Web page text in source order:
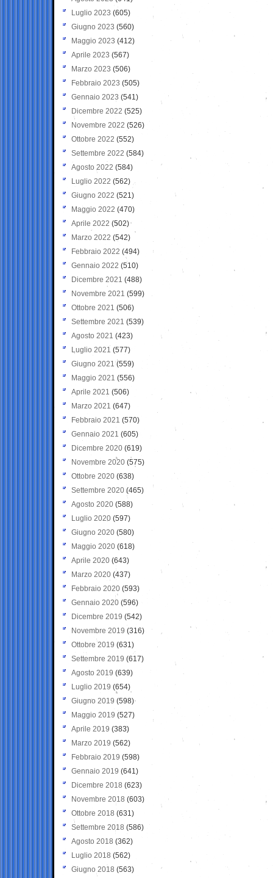
Luglio 2023 (605)
Giugno 2023 (560)
Maggio 2023 (412)
Aprile 2023 (567)
Marzo 2023 (506)
Febbraio 2023 (505)
Gennaio 2023 (541)
Dicembre 2022 (525)
Novembre 2022 (526)
Ottobre 2022 (552)
Settembre 2022 (584)
Agosto 2022 (584)
Luglio 2022 (562)
Giugno 2022 (521)
Maggio 2022 (470)
Aprile 2022 (502)
Marzo 2022 (542)
Febbraio 2022 (494)
Gennaio 2022 (510)
Dicembre 2021 (488)
Novembre 2021 (599)
Ottobre 2021 (506)
Settembre 2021 (539)
Agosto 2021 (423)
Luglio 2021 (577)
Giugno 2021(559)
Maggio 2021 (556)
Aprile 2021 (506)
Marzo 2021 (647)
Febbraio 2021 (570)
Gennaio 2021 (605)
Dicembre 2020 (619)
Novembre 2020 (575)
Ottobre 2020 (638)
Settembre 2020(465)
Agosto 2020 (588)
Luglio 2020 (597)
Giugno 2020 (580)
Maggio 2020 (618)
Aprile 2020 (643)
Marzo 2020 (437)
Febbraio 2020 (593)
Gennaio 2020 (596)
Dicembre 2019 (542)
Novembre 2019 (316)
Ottobre 2019 (631)
Settembre 2019 (617)
Agosto 2019 (639)
Luglio 2019 (654)
Giugno 2019 (598)
Maggio 2019 (527)
Aprile 2019 (383)
Marzo 2019 (562)
Febbraio 2019 (598)
Gennaio 2019 (641)
Dicembre 2018 (623)
Novembre 2018 (603)
Ottobre 2018 (631)
Settembre 2018 (586)
Agosto 2018 (362)
Luglio 2018 (562)
Giugno 2018 (563)